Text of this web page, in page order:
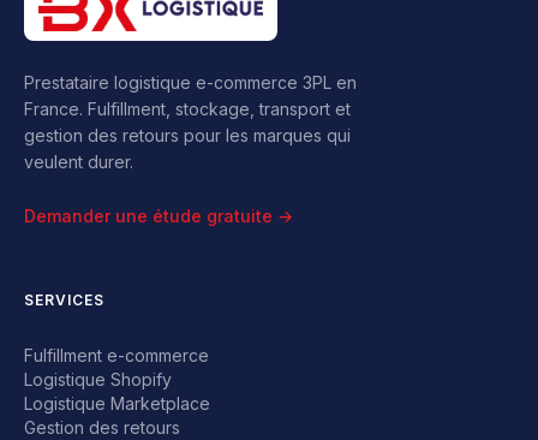
Prestataire logistique e-commerce 3PL en
France. Fulfillment, stockage, transport et
gestion des retours pour les marques qui
veulent durer.
Demander une étude gratuite →
SERVICES
Fulfillment e-commerce
Logistique Shopify
Logistique Marketplace
Gestion des retours